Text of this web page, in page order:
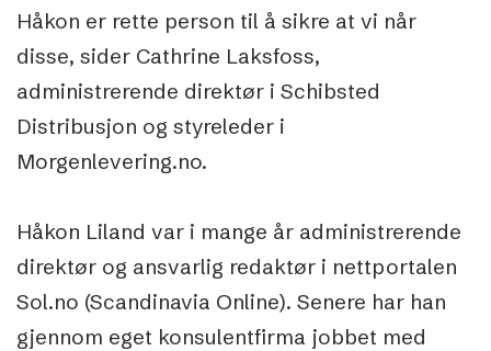
Håkon er rette person til å sikre at vi når
disse, sider Cathrine Laksfoss,
administrerende direktør i Schibsted
Distribusjon og styreleder i
Morgenlevering.no.
Håkon Liland var i mange år administrerende
direktør og ansvarlig redaktør i nettportalen
Sol.no (Scandinavia Online). Senere har han
gjennom eget konsulentfirma jobbet med